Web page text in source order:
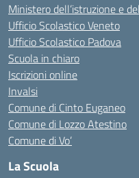
Ministero dell’istruzione e
Ufficio Scolastico Veneto
Ufficio Scolastico Padova
Scuola in chiaro
Iscrizioni online
Invalsi
Comune di Cinto Euganeo
Comune di Lozzo Atestino
Comune di Vo’
La Scuola